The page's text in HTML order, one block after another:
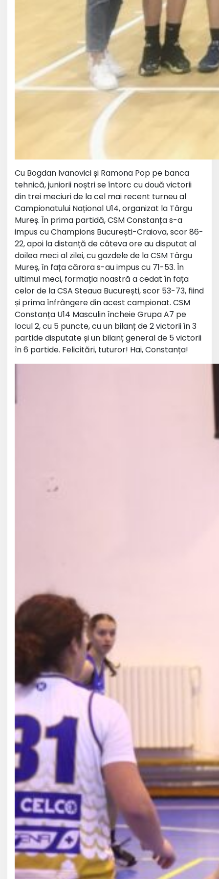
Cu Bogdan Ivanovici și Ramona Pop pe banca
tehnică, juniorii noștri se întorc cu două victorii
din trei meciuri de la cel mai recent turneu al
Campionatului Național U14, organizat la Târgu
Mureș. În prima partidă, CSM Constanța s-a
impus cu Champions București-Craiova, scor 86-
22, apoi la distanță de câteva ore au disputat al
doilea meci al zilei, cu gazdele de la CSM Târgu
Mureș, în fața cărora s-au impus cu 71-53. În
ultimul meci, formația noastră a cedat în fața
celor de la CSA Steaua București, scor 53-73, fiind
și prima înfrângere din acest campionat. CSM
Constanța U14 Masculin încheie Grupa A7 pe
locul 2, cu 5 puncte, cu un bilanț de 2 victorii în 3
partide disputate și un bilanț general de 5 victorii
în 6 partide. Felicitări, tuturor! Hai, Constanța!